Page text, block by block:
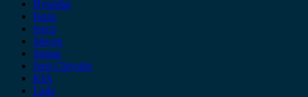
Hyundai
Isuzu
iveco
Jaecoo
Jaguar
Jeep Chrysler
KIA
Lada